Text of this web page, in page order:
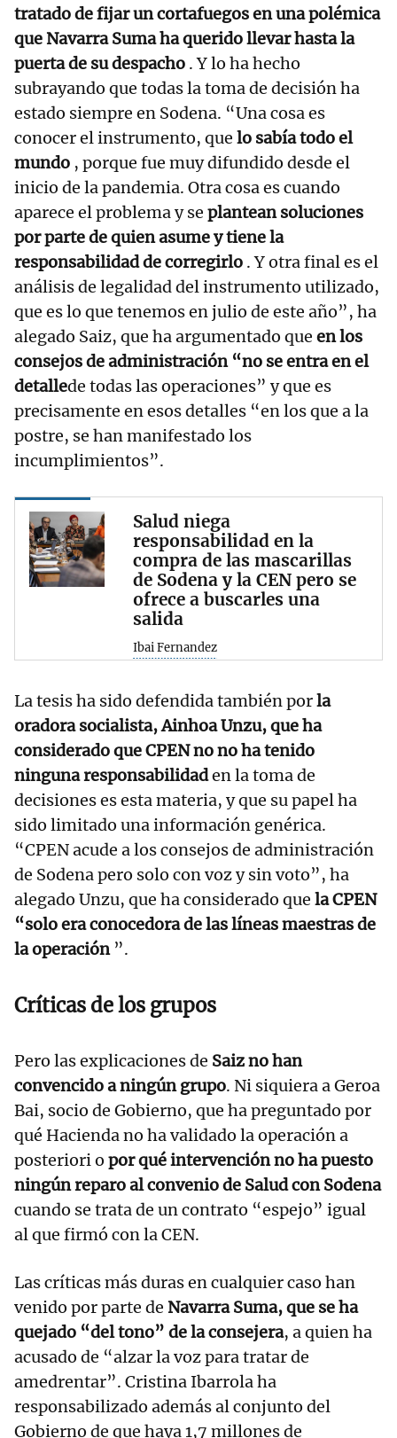
tratado de fijar un cortafuegos en una polémica
que Navarra Suma ha querido llevar hasta la
puerta de su despacho . Y lo ha hecho
subrayando que todas la toma de decisión ha
estado siempre en Sodena. “Una cosa es
conocer el instrumento, que lo sabía todo el
mundo , porque fue muy difundido desde el
inicio de la pandemia. Otra cosa es cuando
aparece el problema y se plantean soluciones
por parte de quien asume y tiene la
responsabilidad de corregirlo . Y otra final es el
análisis de legalidad del instrumento utilizado,
que es lo que tenemos en julio de este año”, ha
alegado Saiz, que ha argumentado que en los
consejos de administración “no se entra en el
detallede todas las operaciones” y que es
precisamente en esos detalles “en los que a la
postre, se han manifestado los
incumplimientos”.
Salud niega
responsabilidad en la
compra de las mascarillas
de Sodena y la CEN pero se
ofrece a buscarles una
salida
Ibai Fernandez
La tesis ha sido defendida también porla
oradora socialista, Ainhoa ​​​​​​​​​​​​​​​​​​​​​​​​​​​​​​​​Unzu, que ha
considerado que CPEN no no ha tenido
ninguna responsabilidaden la toma de
decisiones es esta materia, y que su papel ha
sido limitado una información genérica.
“CPEN acude a los consejos de administración
de Sodena pero solo con voz y sin voto”, ha
alegado Unzu, que ha considerado que la CPEN
“solo era conocedora de las líneas maestras de
la operación”.
Críticas de los grupos
Pero las explicaciones de Saiz no han
convencido a ningún grupo. Ni siquiera a Geroa
Bai, socio de Gobierno, que ha preguntado por
qué Hacienda no ha validado la operación a
posteriori o por qué intervención no ha puesto
ningún reparo al convenio de Salud con Sodena
cuando se trata de un contrato “espejo” igual
al que firmó con la CEN.
Las críticas más duras en cualquier caso han
venido por parte de Navarra Suma, que se ha
quejado “del tono” de la consejera, a quien ha
acusado de “alzar la voz para tratar de
amedrentar”. Cristina Ibarrola ha
responsabilizado además al conjunto del
Gobierno de que haya 1,7 millones de